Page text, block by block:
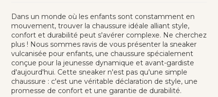
Dans un monde où les enfants sont constamment en
mouvement, trouver la chaussure idéale alliant style,
confort et durabilité peut s'avérer complexe. Ne cherchez
plus ! Nous sommes ravis de vous présenter la sneaker
vulcanisée pour enfants, une chaussure spécialement
conçue pour la jeunesse dynamique et avant-gardiste
d'aujourd'hui. Cette sneaker n'est pas qu'une simple
chaussure : c'est une véritable déclaration de style, une
promesse de confort et une garantie de durabilité.